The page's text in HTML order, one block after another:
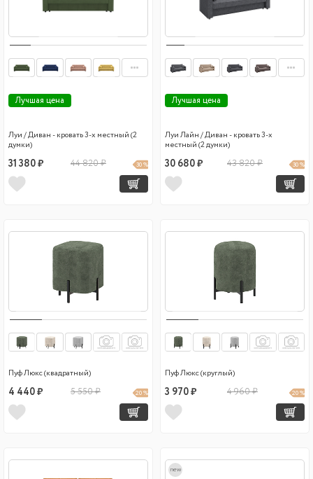
Лучшая цена
Луи / Диван - кровать 3-х местный (2
думки)
31 380 ₽ 44 820 ₽ 30 %
Лучшая цена
Луи Лайн / Диван - кровать 3-х
местный (2 думки)
30 680 ₽ 43 820 ₽ 30 %
Пуф Люкс (квадратный)
4 440 ₽ 5 550 ₽ 20 %
Пуф Люкс (круглый)
3 970 ₽ 4 960 ₽ 20 %
new